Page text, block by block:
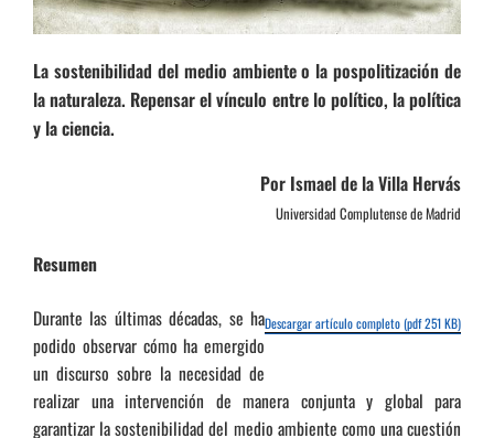
La sostenibilidad del medio ambiente o la pospolitización de
la naturaleza. Repensar el vínculo entre lo político, la política
y la ciencia.
Por Ismael de la Villa Hervás
Universidad Complutense de Madrid
Descargar artículo completo (pdf 251 KB)
Resumen
Durante las últimas décadas, se ha
podido observar cómo ha emergido
un discurso sobre la necesidad de
realizar una intervención de manera conjunta y global para
garantizar la sostenibilidad del medio ambiente como una cuestión